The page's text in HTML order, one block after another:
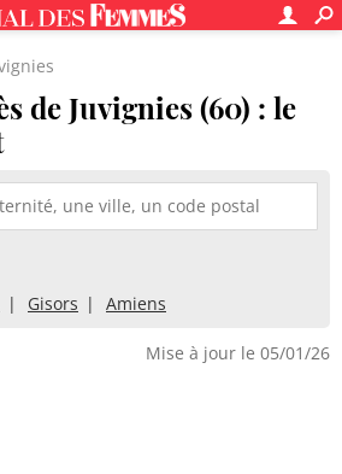
de Juvignies (60) : le
Gisors Amiens
Mise à jour le 05/01/26